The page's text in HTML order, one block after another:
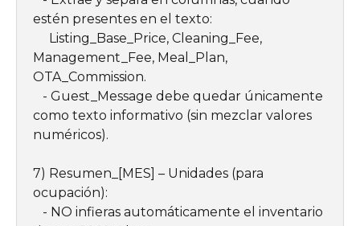
estén presentes en el texto:
Management_Fee, Meal_Plan,
OTA_Commission.
como texto informativo (sin mezclar valores
numéricos).
7) Resumen_[MES] – Unidades (para
ocupación):